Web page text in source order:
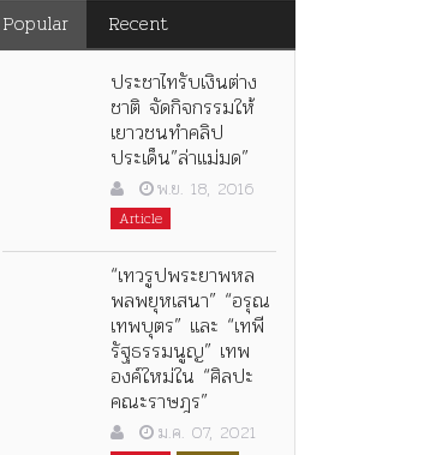
Popular Recent
ประชาไทรับเงินต่าง
ชาติ จัดกิจกรรมให้
เยาวชนทำคลิป
ประเด็น”ล่าแม่มด”
พ.ย. 18, 2016
Article
“เทวรูปพระยาพหล
พลพยุหเสนา” “อรุณ
เทพบุตร” และ “เทพี
รัฐธรรมนูญ” เทพ
องค์ใหม่ใน “ศิลปะ
คณะราษฎร”
ม.ค. 07, 2021